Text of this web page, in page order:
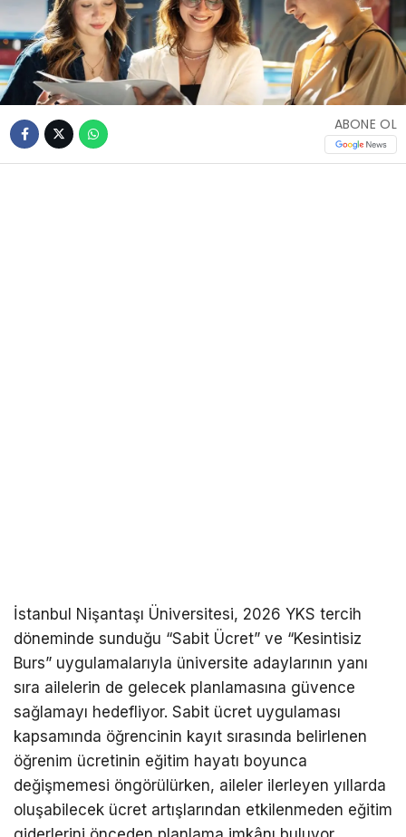
ABONE OL
İstanbul Nişantaşı Üniversitesi, 2026 YKS tercih
döneminde sunduğu “Sabit Ücret” ve “Kesintisiz
Burs” uygulamalarıyla üniversite adaylarının yanı
sıra ailelerin de gelecek planlamasına güvence
sağlamayı hedefliyor. Sabit ücret uygulaması
kapsamında öğrencinin kayıt sırasında belirlenen
öğrenim ücretinin eğitim hayatı boyunca
değişmemesi öngörülürken, aileler ilerleyen yıllarda
oluşabilecek ücret artışlarından etkilenmeden eğitim